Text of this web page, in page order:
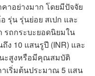
าอย่างมาก โดยมีปัจจัย
รุ่น รุ่นย่อย สเปก และ
รถกระบะยอดนิยมใน
ง 10 แสนรูปี (INR) และ
ะสูงหรือมีคุณสมบัติ
เริ่มต้นประมาณ 5 แสน